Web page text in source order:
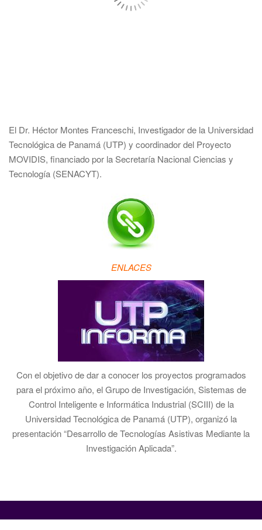
El Dr. Héctor Montes Franceschi, Investigador de la Universidad
Tecnológica de Panamá (UTP) y coordinador del Proyecto
MOVIDIS, financiado por la Secretaría Nacional Ciencias y
Tecnología (SENACYT).
ENLACES
Con el objetivo de dar a conocer los proyectos programados
para el próximo año, el Grupo de Investigación, Sistemas de
Control Inteligente e Informática Industrial (SCIII) de la
Universidad Tecnológica de Panamá (UTP), organizó la
presentación “Desarrollo de Tecnologías Asistivas Mediante la
Investigación Aplicada”.